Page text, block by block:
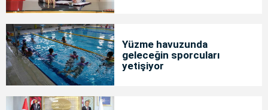
Yüzme havuzunda
geleceğin sporcuları
yetişiyor